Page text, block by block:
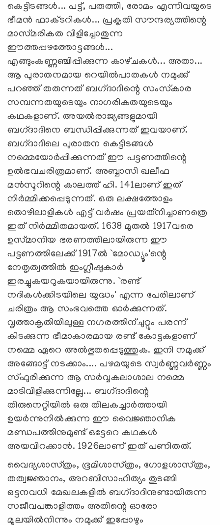
കെട്ടിടങ്ങള്‍... പട്ട്‌, പരുത്തി, രോമം എന്നിവയുടെ
ഭീമന്‍ ഫാക്‌ടറികള്‍... പ്രകൃതി സൗന്ദര്യത്തിന്റെ
മാസ്‌മരികത വിളിച്ചോതുന്ന
ഈത്തപ്പഴത്തോട്ടങ്ങള്‍...
എങ്ങുംകണ്ണഞ്ചിപ്പിക്കുന്ന കാഴ്‌ചകള്‍... അതാ...
ആ പുരാതനമായ റെയില്‍പാതകള്‍ നമുക്ക്‌
പറഞ്ഞ്‌ തരുന്നത്‌ ബഗ്‌ദാദിന്റെ സംസ്‌കാര
സമ്പന്നതയുടെയും നാഗരികതയുടെയും
കഥകളാണ്‌. അയല്‍രാജ്യങ്ങളുമായി
ബഗ്‌ദാദിനെ ബന്ധിപ്പിക്കുന്നത്‌ ഇവയാണ്‌.
ബഗ്‌ദാദിലെ പുരാതന കെട്ടിടങ്ങള്‍
നമ്മെയോര്‍പ്പിക്കുന്നത്‌ ഈ പട്ടണത്തിന്റെ
ഉല്‍ഭവചരിത്രമാണ്‌. അബ്ബാസി ഖലീഫ
മന്‍സൂറിന്റെ കാലത്ത്‌ ഹി. 141ലാണ്‌ ഇത്‌
നിര്‍മ്മിക്കപ്പെടുന്നത്‌. ഒരു ലക്ഷത്തോളം
തൊഴിലാളികള്‍ എട്ട്‌ വര്‍ഷം പ്രയത്‌നിച്ചാണത്രെ
ഇത്‌ നിര്‍മ്മിതമായത്‌. 1638 മുതല്‍ 1917വരെ
ഉസ്‌മാനിയ ഭരണത്തിലായിരുന്ന ഈ
പട്ടണത്തിലേക്ക്‌ 1917ല്‍ `മോഡ്യൂം'ന്റെ
നേതൃത്വത്തില്‍ ഇംഗ്ലീഷുകാര്‍
ഇരച്ചുകയറുകയായിരുന്നു. `രണ്ട്‌
നദികള്‍ക്കിടയിലെ യുദ്ധം' എന്ന പേരിലാണ്‌
ചരിത്രം ആ സംഭവത്തെ ഓര്‍ക്കുന്നത്‌.
വൃത്താകൃതിയിലുള്ള നഗരത്തിന്‌ചുറ്റും പരന്ന്‌
കിടക്കുന്ന ഭീമാകാരമായ രണ്ട്‌ കോട്ടകളാണ്‌
നമ്മെ ഏറെ അല്‍ഭുതപ്പെടുത്തുക. ഇനി നമുക്ക്‌
അങ്ങോട്ട്‌ നടക്കാം.... പഴമയുടെ സ്വര്‍ണ്ണവര്‍ണ്ണം
സ്‌ഫുരിക്കുന്ന ആ സര്‍വ്വകലാശാല നമ്മെ
മാടിവിളിക്കുന്നില്ലേ... ബഗ്‌ദാദിന്റെ
തിരുനെറ്റിയില്‍ ഒരു തിലകച്ചാര്‍ത്തായി
ഉയര്‍ന്നുനില്‍ക്കുന്ന ഈ വൈജ്ഞാനിക
മണ്ഡപത്തിനുമുണ്ട്‌ ഒട്ടേറെ കഥകള്‍
അയവിറക്കാന്‍. 1926ലാണ്‌ ഇത്‌ പണിതത്‌.
വൈദ്യശാസ്‌ത്രം, ഭൂമിശാസ്‌ത്രം, ഗോളശാസ്‌ത്രം,
തത്വജ്ഞാനം, അറബിസാഹിത്യം തുടങ്ങി
ഒട്ടനവധി മേഖലകളില്‍ ബഗ്‌ദാദിനുണ്ടായിരുന്ന
സജീവപങ്കാളിത്തം അതിന്റെ ഓരോ
മൂലയില്‍നിന്നും നമുക്ക്‌ ഇപ്പോഴും